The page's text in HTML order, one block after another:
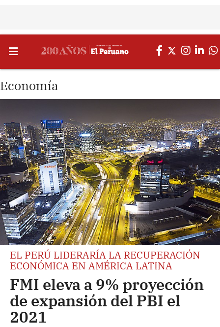
Economía
EL PERÚ LIDERARÍA LA RECUPERACIÓN
ECONÓMICA EN AMÉRICA LATINA
FMI eleva a 9% proyección
de expansión del PBI el
2021